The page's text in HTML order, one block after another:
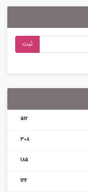
ثبت
512
308
185
124